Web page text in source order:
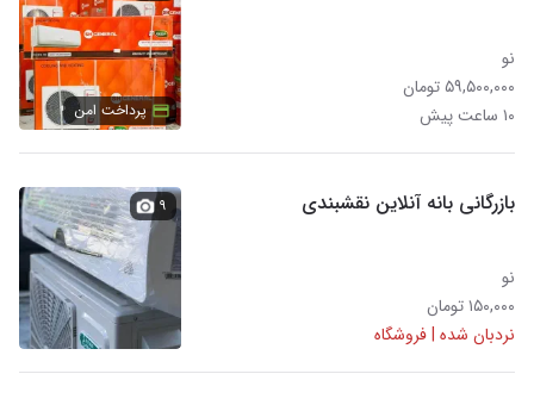
نو
۵۹,۵۰۰,۰۰۰ تومان
۱۰ ساعت پیش
پرداخت امن
بازرگانی بانه آنلاین نقشبندی
نو
۱۵۰,۰۰۰ تومان
نردبان شده | فروشگاه
۹